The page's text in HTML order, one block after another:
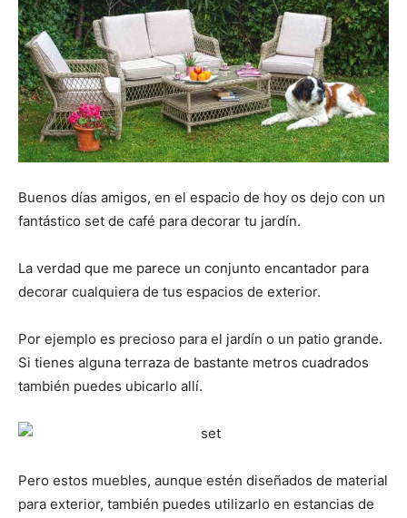
Buenos días amigos, en el espacio de hoy os dejo con un
fantástico set de café para decorar tu jardín.
La verdad que me parece un conjunto encantador para
decorar cualquiera de tus espacios de exterior.
Por ejemplo es precioso para el jardín o un patio grande.
Si tienes alguna terraza de bastante metros cuadrados
también puedes ubicarlo allí.
Pero estos muebles, aunque estén diseñados de material
para exterior, también puedes utilizarlo en estancias de